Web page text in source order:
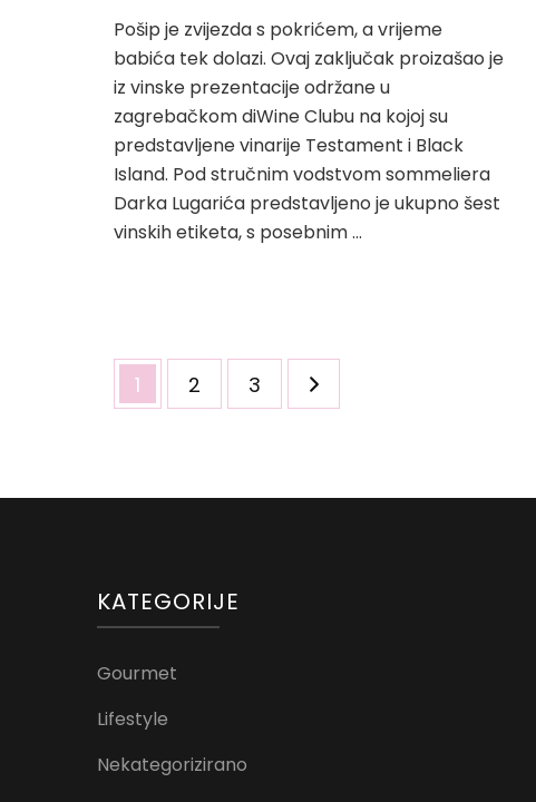
Pošip je zvijezda s pokrićem, a vrijeme
babića tek dolazi. Ovaj zaključak proizašao je
iz vinske prezentacije održane u
zagrebačkom diWine Clubu na kojoj su
predstavljene vinarije Testament i Black
Island. Pod stručnim vodstvom sommeliera
Darka Lugarića predstavljeno je ukupno šest
vinskih etiketa, s posebnim …
Brojevi
stranica
Page
1 Page
2 Page
3
KATEGORIJE
Gourmet
Lifestyle
Nekategorizirano